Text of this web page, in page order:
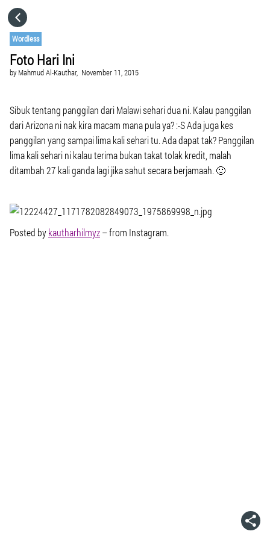
Wordless
Foto Hari Ini
by Mahmud Al-Kauthar, November 11, 2015
Sibuk tentang panggilan dari Malawi sehari dua ni. Kalau panggilan
dari Arizona ni nak kira macam mana pula ya? :-S Ada juga kes
panggilan yang sampai lima kali sehari tu. Ada dapat tak? Panggilan
lima kali sehari ni kalau terima bukan takat tolak kredit, malah
ditambah 27 kali ganda lagi jika sahut secara berjamaah. 🙂
Posted bykautharhilmyz– from Instagram.
VISIT WEBSITE